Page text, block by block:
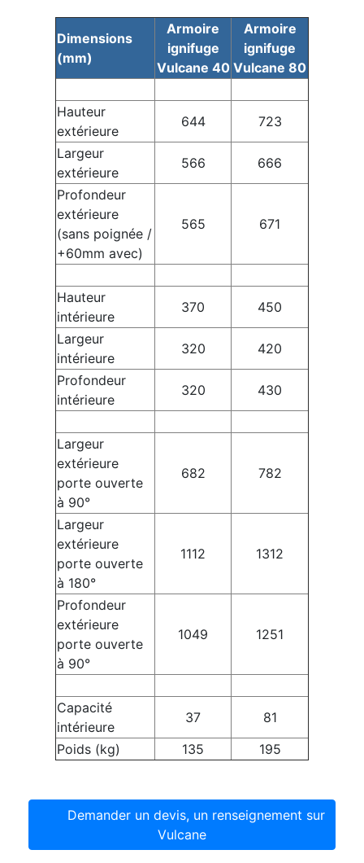
Dimensions
(mm)
Armoire
ignifuge
Vulcane 40
Armoire
ignifuge
Vulcane 80
Hauteur
extérieure
644
723
Largeur
extérieure
566
666
Profondeur
extérieure
(sans poignée /
+60mm avec)
565 671
Hauteur
intérieure
370
450
Largeur
intérieure
320
420
Profondeur
intérieure
320 430
Largeur
extérieure
porte ouverte
à 90°
682 782
Largeur
extérieure
porte ouverte
à 180°
1112 1312
Profondeur
extérieure
porte ouverte
à 90°
1049 1251
Capacité
intérieure
37
81
Poids (kg)
135 195
Demander un devis, un renseignement sur
Vulcane